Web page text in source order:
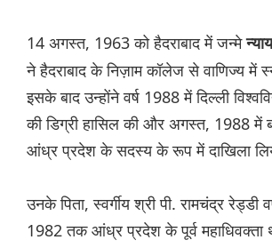
14 अगस्त, 1963 को हैदराबाद में जन्मे
ने हैदराबाद के निज़ाम कॉलेज से वाणिज्य में
इसके बाद उन्होंने वर्ष 1988 में दिल्ली
की डिग्री हासिल की और अगस्त, 1988 में
आंध्र प्रदेश के सदस्य के रूप में दाखिला
उनके पिता, स्वर्गीय श्री पी. रामचंद्र रेड्डी
1982 तक आंध्र प्रदेश के पूर्व महाधिवक्ता